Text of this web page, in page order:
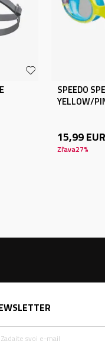
SPEEDO
YELLOW/
15,99EUR
Zľava27%